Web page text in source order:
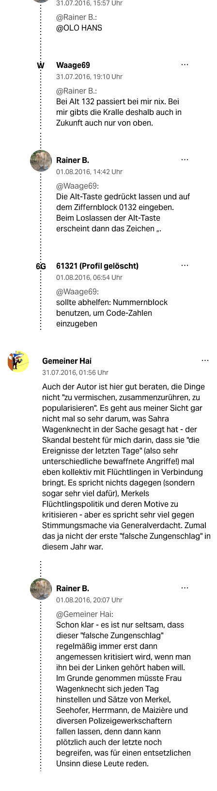
31.07.2016, 15:57 Uhr
@Rainer B.:
@OLO HANS
W Waage69
31.07.2016, 19:10 Uhr
@Rainer B.:
Bei Alt 132 passiert bei mir nix. Bei
mir gibts die Kralle deshalb auch in
Zukunft auch nur von oben.
Rainer B.
01.08.2016, 14:42 Uhr
@Waage69:
Die Alt-Taste gedrückt lassen und auf
dem Ziffernblock 0132 eingeben.
Beim Loslassen der Alt-Taste
erscheint dann das Zeichen „.
6G 61321 (Profil gelöscht)
01.08.2016, 06:54 Uhr
@Waage69:
sollte abhelfen: Nummernblock
benutzen, um Code-Zahlen
einzugeben
Gemeiner Hai
31.07.2016, 01:56 Uhr
Auch der Autor ist hier gut beraten, die Dinge
nicht "zu vermischen, zusammenzurühren, zu
popularisieren". Es geht aus meiner Sicht gar
nicht mal so sehr darum, was Sahra
Wagenknecht in der Sache gesagt hat - der
Skandal besteht für mich darin, dass sie "die
Ereignisse der letzten Tage" (also sehr
unterschiedliche bewaffnete Angriffe!) mal
eben kollektiv mit Flüchtlingen in Verbindung
bringt. Es spricht nichts dagegen (sondern
sogar sehr viel dafür), Merkels
Flüchtlingspolitik und deren Motive zu
kritisieren - aber es spricht sehr viel gegen
Stimmungsmache via Generalverdacht. Zumal
das ja nicht der erste "falsche Zungenschlag" in
diesem Jahr war.
Rainer B.
01.08.2016, 20:07 Uhr
@Gemeiner Hai:
Schon klar - es ist nur seltsam, dass
dieser "falsche Zungenschlag"
regelmäßig immer erst dann
angemessen kritisiert wird, wenn man
ihn bei der Linken gehört haben will.
Im Grunde genommen müsste Frau
Wagenknecht sich jeden Tag
hinstellen und Sätze von Merkel,
Seehofer, Herrmann, de Maizière und
diversen Polizeigewerkschaftern
fallen lassen, denn dann kann
plötzlich auch der letzte noch
begreifen, was für einen entsetzlichen
Unsinn diese Leute reden.